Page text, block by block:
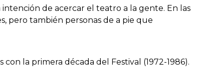
de acercar el teatro a la gente. En las
pero también personas de a pie que
la primera década del Festival (1972-1986).